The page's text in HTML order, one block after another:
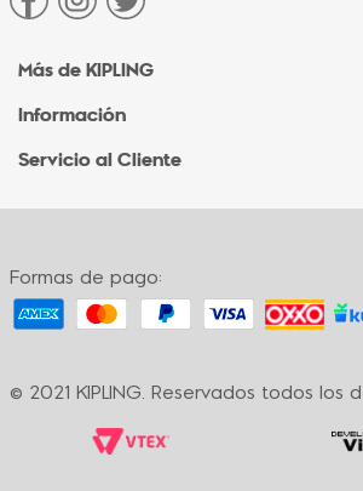
Más de KIPLING
Acerca de Kipling
Sucursales
Información
Contacto Corporativo
Formas de pago
Servicio al Cliente
Contacto
Políticas de cambio
Términos y condiciones
Formas de pago:
© 2021 KIPLING. Reservados todos los